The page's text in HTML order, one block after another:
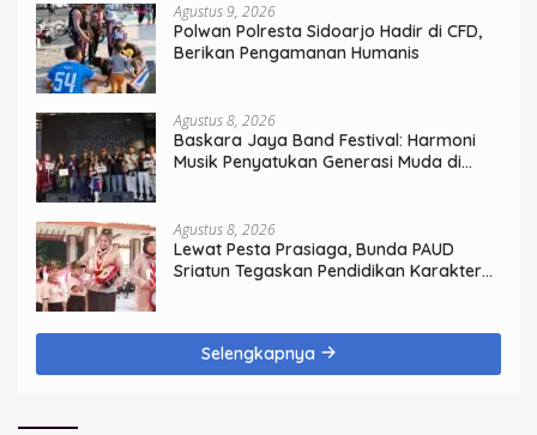
Agustus 9, 2026
Polwan Polresta Sidoarjo Hadir di CFD,
Berikan Pengamanan Humanis
Agustus 8, 2026
Baskara Jaya Band Festival: Harmoni
Musik Penyatukan Generasi Muda di
Agustus 8, 2026
Lewat Pesta Prasiaga, Bunda PAUD
Sriatun Tegaskan Pendidikan Karakter
Selengkapnya